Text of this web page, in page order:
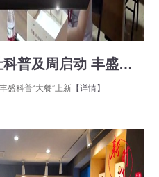
视频报道 | 2023北京社科普及周启动 丰盛科普“大餐”上新
盛科普“大餐”上新【详情】